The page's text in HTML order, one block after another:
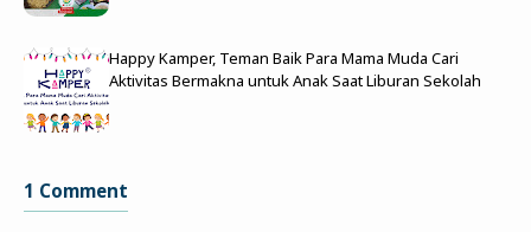
Happy Kamper, Teman Baik Para Mama Muda Cari
Aktivitas Bermakna untuk Anak Saat Liburan Sekolah
1 Comment